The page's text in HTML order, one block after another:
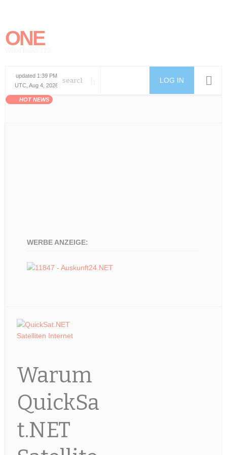
ONE
LOG IN
updated 1:39 PM
UTC, Aug 4, 2026
HOT NEWS
WERBE ANZEIGE:
Warum
QuickSa
t.NET